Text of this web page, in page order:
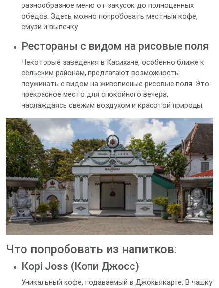
разнообразное меню от закусок до полноценных
обедов. Здесь можно попробовать местный кофе,
смузи и выпечку.
Рестораны с видом на рисовые поля
Некоторые заведения в Касихане, особенно ближе к
сельским районам, предлагают возможность
поужинать с видом на живописные рисовые поля. Это
прекрасное место для спокойного вечера,
наслаждаясь свежим воздухом и красотой природы.
Что попробовать из напитков:
Кopi Joss (Копи Джосс)
Уникальный кофе, подаваемый в Джокьякарте. В чашку